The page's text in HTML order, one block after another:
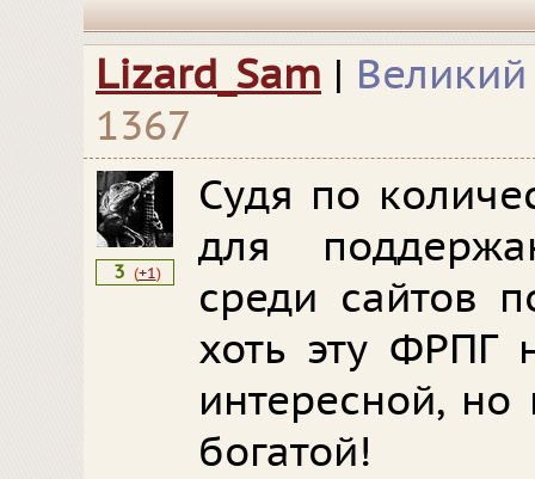
Lizard_Sam |
1367
3 (+1)
Судя по
для
среди сайтов
хоть эту ФРПГ
интересной,
богатой!